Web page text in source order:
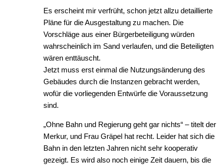
Es erscheint mir verfrüht, schon jetzt allzu detaillierte
Pläne für die Ausgestaltung zu machen. Die
Vorschläge aus einer Bürgerbeteiligung würden
wahrscheinlich im Sand verlaufen, und die Beteiligten
wären enttäuscht.
Jetzt muss erst einmal die Nutzungsänderung des
Gebäudes durch die Instanzen gebracht werden,
wofür die vorliegenden Entwürfe die Voraussetzung
sind.
„Ohne Bahn und Regierung geht gar nichts“ – titelt der
Merkur, und Frau Gräpel hat recht. Leider hat sich die
Bahn in den letzten Jahren nicht sehr kooperativ
gezeigt. Es wird also noch einige Zeit dauern, bis die